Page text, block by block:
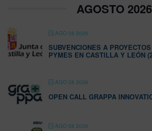
AGOSTO 2026
AGO 08 2026
SUBVENCIONES A
PYMES EN CASTILLA Y LEÓN
AGO 08 2026
OPEN CALL GRAPPA
AGO 08 2026